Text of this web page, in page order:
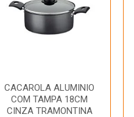
CACAROLA ALUMINIO
COM TAMPA 18CM
CINZA TRAMONTINA